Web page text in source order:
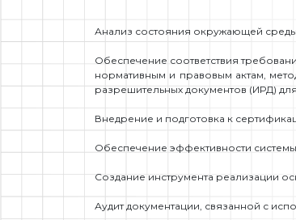
Анализ состояния окружающей
Обеспечение соответствия
нормативным и правовым актам,
разрешительных документов (ИРД)
Внедрение и подготовка к
Обеспечение эффективности
Создание инструмента реализации
Аудит документации, связанной с